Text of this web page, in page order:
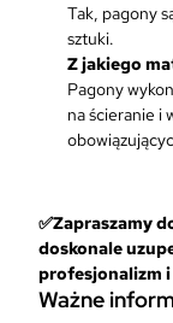
Tak, pagony
sztuki.
Z jakiego
Pagony
na ścieranie i
✅Zapraszamy
doskonale
profesjonalizm i
Ważne